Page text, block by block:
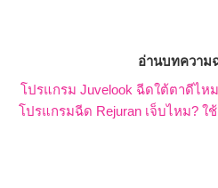
อ่านบทความ
โปรแกรม Juvelook ฉีดใต้ตาดีไห
โปรแกรมฉีด Rejuran เจ็บไหม? ใ